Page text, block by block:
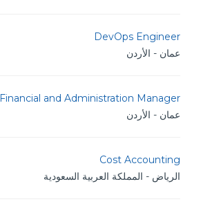
DevOps Engineer
عمان - الأردن
Financial and Administration Manager
عمان - الأردن
Cost Accounting
الرياض - المملكة العربية السعودية